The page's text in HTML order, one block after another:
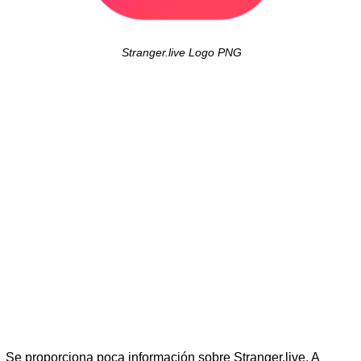
Stranger.live Logo PNG
Se proporciona poca información sobre Stranger.live. A